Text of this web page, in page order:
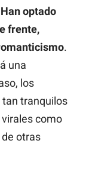
Han optado
frente,
.
una
los
tranquilos
como
otras